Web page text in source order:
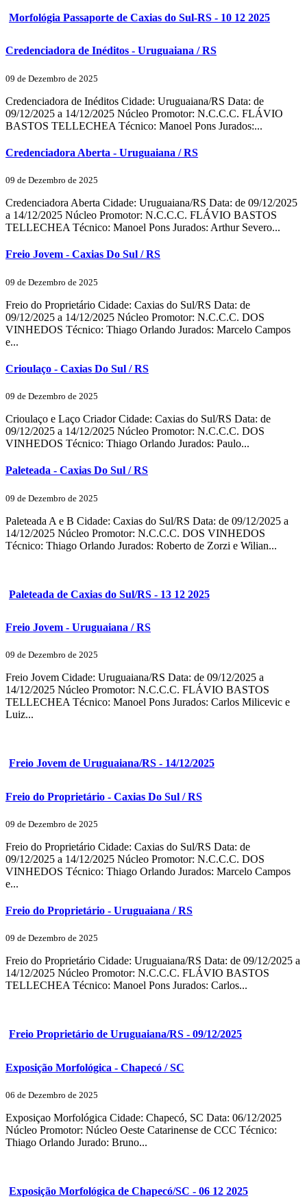
Morfológia Passaporte de Caxias do Sul-RS - 10 12 2025
Credenciadora de Inéditos - Uruguaiana / RS
09 de Dezembro de 2025
Credenciadora de Inéditos Cidade: Uruguaiana/RS Data: de
09/12/2025 a 14/12/2025 Núcleo Promotor: N.C.C.C. FLÁVIO
BASTOS TELLECHEA Técnico: Manoel Pons Jurados:...
Credenciadora Aberta - Uruguaiana / RS
09 de Dezembro de 2025
Credenciadora Aberta Cidade: Uruguaiana/RS Data: de 09/12/2025
a 14/12/2025 Núcleo Promotor: N.C.C.C. FLÁVIO BASTOS
TELLECHEA Técnico: Manoel Pons Jurados: Arthur Severo...
Freio Jovem - Caxias Do Sul / RS
09 de Dezembro de 2025
Freio do Proprietário Cidade: Caxias do Sul/RS Data: de
09/12/2025 a 14/12/2025 Núcleo Promotor: N.C.C.C. DOS
VINHEDOS Técnico: Thiago Orlando Jurados: Marcelo Campos
e...
Crioulaço - Caxias Do Sul / RS
09 de Dezembro de 2025
Crioulaço e Laço Criador Cidade: Caxias do Sul/RS Data: de
09/12/2025 a 14/12/2025 Núcleo Promotor: N.C.C.C. DOS
VINHEDOS Técnico: Thiago Orlando Jurados: Paulo...
Paleteada - Caxias Do Sul / RS
09 de Dezembro de 2025
Paleteada A e B Cidade: Caxias do Sul/RS Data: de 09/12/2025 a
14/12/2025 Núcleo Promotor: N.C.C.C. DOS VINHEDOS
Técnico: Thiago Orlando Jurados: Roberto de Zorzi e Wilian...
Paleteada de Caxias do Sul/RS - 13 12 2025
Freio Jovem - Uruguaiana / RS
09 de Dezembro de 2025
Freio Jovem Cidade: Uruguaiana/RS Data: de 09/12/2025 a
14/12/2025 Núcleo Promotor: N.C.C.C. FLÁVIO BASTOS
TELLECHEA Técnico: Manoel Pons Jurados: Carlos Milicevic e
Luiz...
Freio Jovem de Uruguaiana/RS - 14/12/2025
Freio do Proprietário - Caxias Do Sul / RS
09 de Dezembro de 2025
Freio do Proprietário Cidade: Caxias do Sul/RS Data: de
09/12/2025 a 14/12/2025 Núcleo Promotor: N.C.C.C. DOS
VINHEDOS Técnico: Thiago Orlando Jurados: Marcelo Campos
e...
Freio do Proprietário - Uruguaiana / RS
09 de Dezembro de 2025
Freio do Proprietário Cidade: Uruguaiana/RS Data: de 09/12/2025 a
14/12/2025 Núcleo Promotor: N.C.C.C. FLÁVIO BASTOS
TELLECHEA Técnico: Manoel Pons Jurados: Carlos...
Freio Proprietário de Uruguaiana/RS - 09/12/2025
Exposição Morfológica - Chapecó / SC
06 de Dezembro de 2025
Exposiçao Morfológica Cidade: Chapecó, SC Data: 06/12/2025
Núcleo Promotor: Núcleo Oeste Catarinense de CCC Técnico:
Thiago Orlando Jurado: Bruno...
Exposição Morfológica de Chapecó/SC - 06 12 2025